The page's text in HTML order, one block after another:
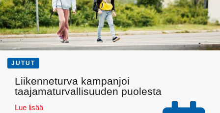
JUTUT
Liikenneturva kampanjoi
taajamaturvallisuuden puolesta
Lue lisää